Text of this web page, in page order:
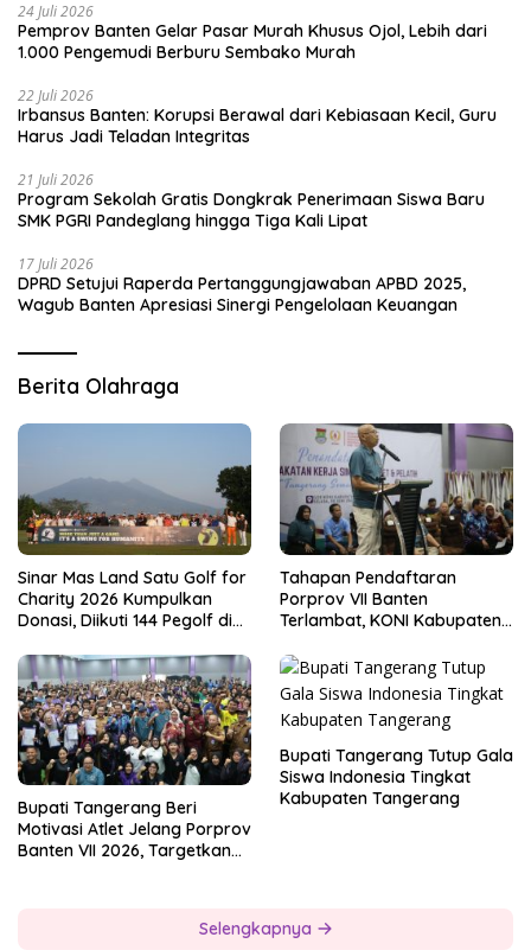
24 Juli 2026
Pemprov Banten Gelar Pasar Murah Khusus Ojol, Lebih dari
1.000 Pengemudi Berburu Sembako Murah
22 Juli 2026
Irbansus Banten: Korupsi Berawal dari Kebiasaan Kecil, Guru
Harus Jadi Teladan Integritas
21 Juli 2026
Program Sekolah Gratis Dongkrak Penerimaan Siswa Baru
SMK PGRI Pandeglang hingga Tiga Kali Lipat
17 Juli 2026
DPRD Setujui Raperda Pertanggungjawaban APBD 2025,
Wagub Banten Apresiasi Sinergi Pengelolaan Keuangan
Berita Olahraga
Sinar Mas Land Satu Golf for
Charity 2026 Kumpulkan
Donasi, Diikuti 144 Pegolf di
Tahapan Pendaftaran
Porprov VII Banten
Terlambat, KONI Kabupaten
Kesiapan Panitia
Bupati Tangerang Beri
Motivasi Atlet Jelang Porprov
Banten VII 2026, Targetkan
Bupati Tangerang Tutup Gala
Siswa Indonesia Tingkat
Kabupaten Tangerang
Selengkapnya